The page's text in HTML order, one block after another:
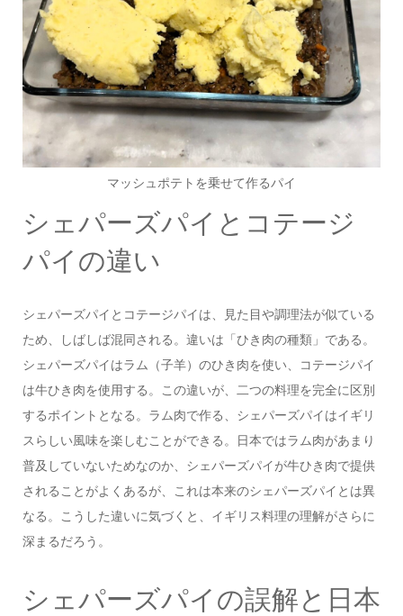
マッシュポテトを乗せて作るパイ
シェパーズパイとコテージ
パイの違い
シェパーズパイとコテージパイは、見た目や調理法が似ている
ため、しばしば混同される。違いは「ひき肉の種類」である。
シェパーズパイはラム（子羊）のひき肉を使い、コテージパイ
は牛ひき肉を使用する。この違いが、二つの料理を完全に区別
するポイントとなる。ラム肉で作る、シェパーズパイはイギリ
スらしい風味を楽しむことができる。日本ではラム肉があまり
普及していないためなのか、シェパーズパイが牛ひき肉で提供
されることがよくあるが、これは本来のシェパーズパイとは異
なる。こうした違いに気づくと、イギリス料理の理解がさらに
深まるだろう。
シェパーズパイの誤解と日本